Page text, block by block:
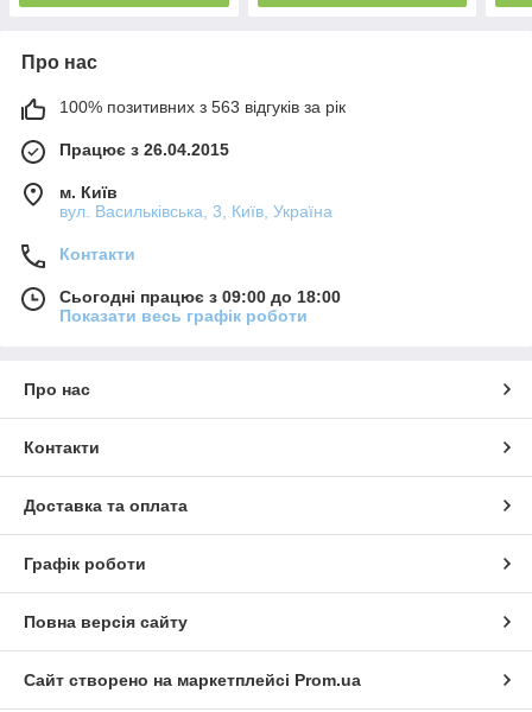
Про нас
100% позитивних з 563 відгуків за рік
Працює з 26.04.2015
м. Київ
вул. Васильківська, 3, Київ, Україна
Контакти
Сьогодні працює з 09:00 до 18:00
Показати весь графік роботи
Про нас
Контакти
Доставка та оплата
Графік роботи
Повна версія сайту
Сайт створено на маркетплейсі Prom.ua